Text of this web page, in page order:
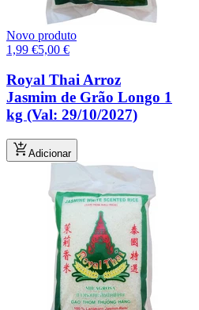
Novo produto
1,99 €5,00 €
Royal Thai Arroz
Jasmim de Grão Longo 1
kg (Val: 29/10/2027)
Adicionar